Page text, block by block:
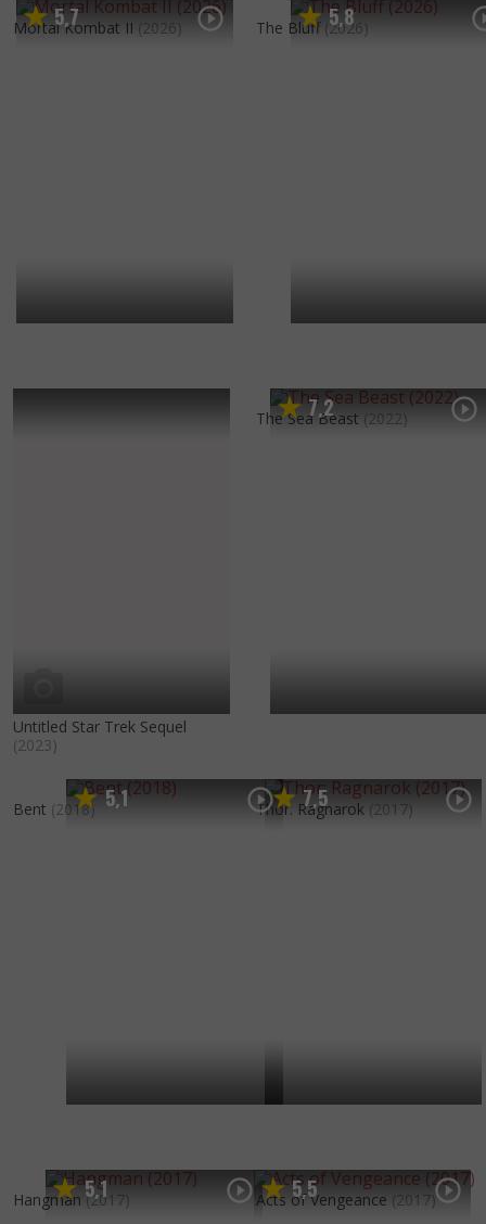
5,7
Mortal Kombat II (2026) 5,8
The Bluff (2026)
Untitled Star Trek Sequel
(2023)
7,2
The Sea Beast (2022)
5,1
Bent (2018) 7,5
Thor: Ragnarok (2017)
5,1
Hangman (2017) 5,5
Acts of Vengeance (2017)